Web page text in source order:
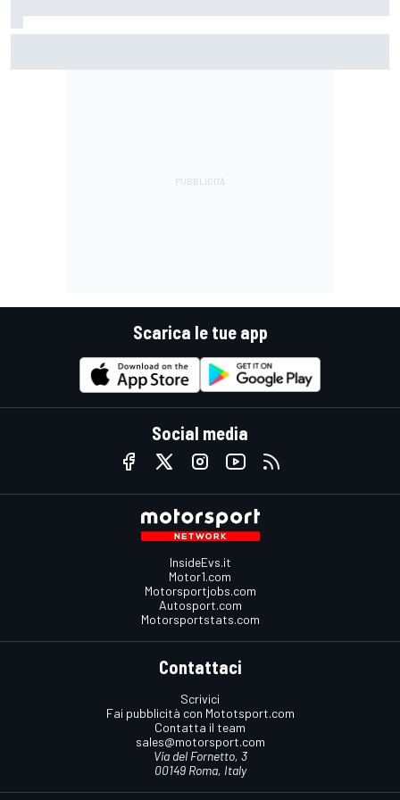
Scarica le tue app
Social media
InsideEvs.it
Motor1.com
Motorsportjobs.com
Autosport.com
Motorsportstats.com
Contattaci
Scrivici
Fai pubblicità con Mototsport.com
Contatta il team
sales@motorsport.com
Via del Fornetto, 3
00149 Roma, Italy